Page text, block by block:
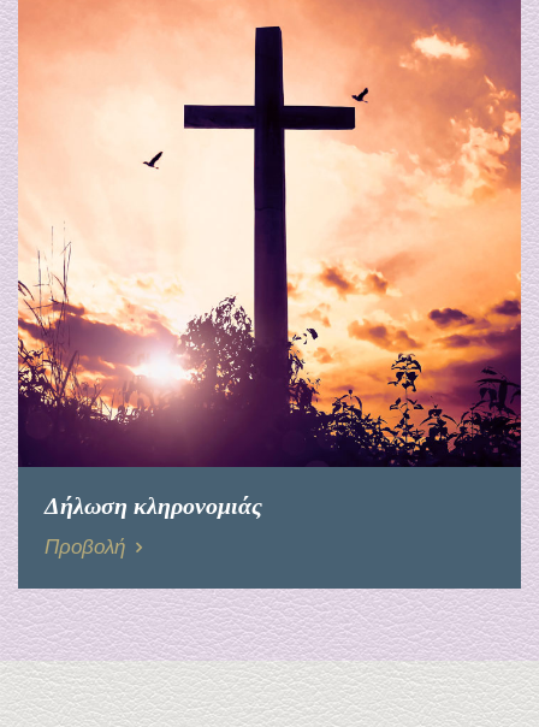
Δήλωση κληρονομιάς
Προβολή